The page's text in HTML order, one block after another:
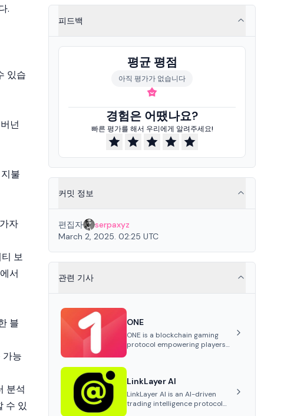
.
있습
넌
불
자
보
서
블
가능
분석
수 있
피드백
평균 평점
아직 평가가 없습니다
경험은 어땠나요?
빠른 평가를 해서 우리에게 알려주세요!
커밋 정보
편집자
serpaxyz
March 2, 2025. 02:25 UTC
관련 기사
ONE
ONE is a blockchain gaming
protocol empowering players
with blockchain, overcoming
traditional limitations like
centralized control and
restricted trading.
LinkLayer AI
LinkLayer AI is an AI-driven
trading intelligence protocol